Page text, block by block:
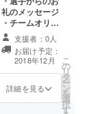
みーーーん
なに一度見
に来ていた
だきたいな
と思ってい
礼のメッセージ
・チームオリジ
ナルTシャツ ※ご
希望のサイズが
ありましたら、
備考欄に記載く
ださい。
支援者：0人
お届け予定：
2018年12月
詳細を見る
こ
の
リ
タ
ー
ン
を
選
択
す